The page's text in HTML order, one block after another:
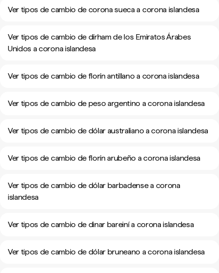
Ver tipos de cambio de corona sueca a corona islandesa
Ver tipos de cambio de dírham de los Emiratos Árabes
Unidos a corona islandesa
Ver tipos de cambio de florín antillano a corona islandesa
Ver tipos de cambio de peso argentino a corona islandesa
Ver tipos de cambio de dólar australiano a corona islandesa
Ver tipos de cambio de florín arubeño a corona islandesa
Ver tipos de cambio de dólar barbadense a corona
islandesa
Ver tipos de cambio de dinar bareiní a corona islandesa
Ver tipos de cambio de dólar bruneano a corona islandesa